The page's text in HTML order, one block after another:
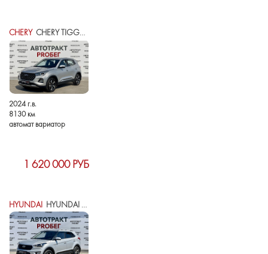
CHERY CHERY TIGGO 4 PRO I РЕСТАЙЛИНГ
2024 г.в.
8130 км
автомат вариатор
1 620 000 РУБ
HYUNDAI HYUNDAI CRETA I